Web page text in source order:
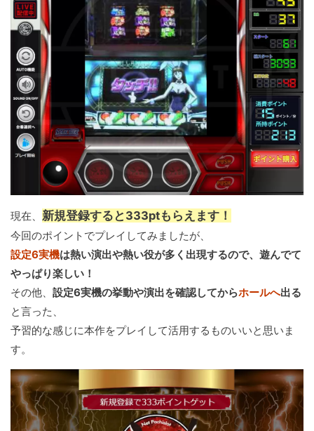
現在、 新規登録すると333ptもらえます！
今回のポイントでプレイしてみましたが、
設定6実機は熱い演出や熱い役が多く出現するので、遊んでて
やっぱり楽しい！
その他、 設定6実機の挙動や演出を確認してからホールへ出る
と言った、
予習的な感じに本作をプレイして活用するものいいと思いま
す。